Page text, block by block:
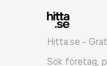
Hitta.se -
Sök företag,